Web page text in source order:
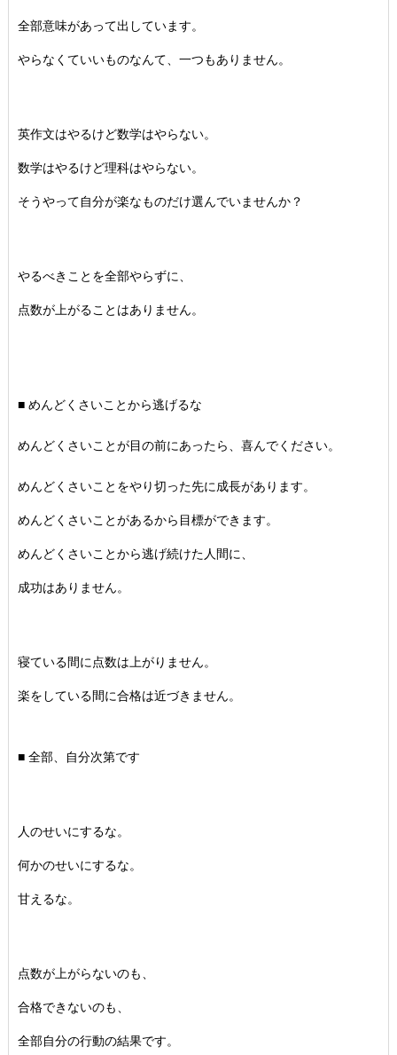
全部意味があって出しています。
やらなくていいものなんて、 一つもありません。
英作文はやるけど数学はやらない。
数学はやるけど理科はやらない。
そうやって自分が楽なものだけ選んでいませんか？
やるべきことを全部やらずに、
点数が上がることはありません。
■ めんどくさいことから逃げるな
めんどくさいことが目の前にあったら、喜んでください。
めんどくさいことをやり切った先に成長があります。
めんどくさいことがあるから目標ができます。
めんどくさいことから逃げ続けた人間に、
成功はありません。
寝ている間に点数は上がりません。
楽をしている間に合格は近づきません。
■ 全部、自分次第です
人のせいにするな。
何かのせいにするな。
甘えるな。
点数が上がらないのも、
合格できないのも、
全部自分の行動の結果です。